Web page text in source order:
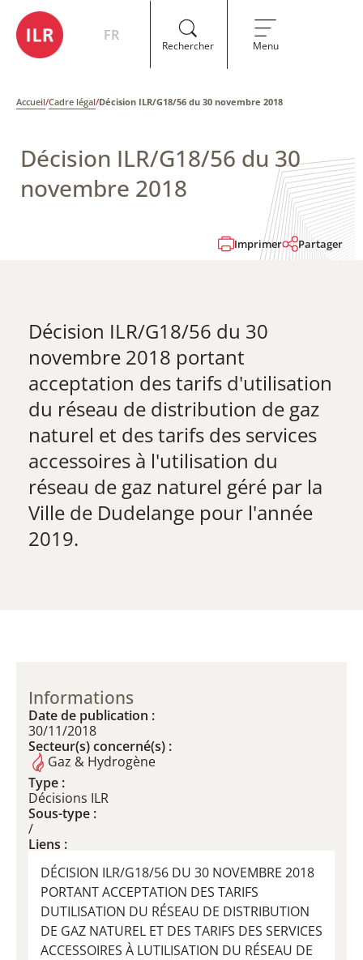
FR
Rechercher Menu
Accueil/Cadre légal/Décision ILR/G18/56 du 30 novembre 2018
Décision ILR/G18/56 du 30
novembre 2018
Imprimer Partager
Décision ILR/G18/56 du 30
novembre 2018 ​portant
acceptation des tarifs d'utilisation
du réseau de distribution de gaz
naturel et des tarifs des services
accessoires à l'utilisation du
réseau de gaz naturel géré par la
Ville de Dudelange pour l'année
2019.
Informations
Date de publication :
30/11/2018
Secteur(s) concerné(s) :
Gaz & Hydrogène
Type :
Décisions ILR
Sous-type :
/
Liens :
DÉCISION ILR/G18/56 DU 30 NOVEMBRE 2018
PORTANT ACCEPTATION DES TARIFS
DUTILISATION DU RÉSEAU DE DISTRIBUTION
DE GAZ NATUREL ET DES TARIFS DES SERVICES
ACCESSOIRES À LUTILISATION DU RÉSEAU DE